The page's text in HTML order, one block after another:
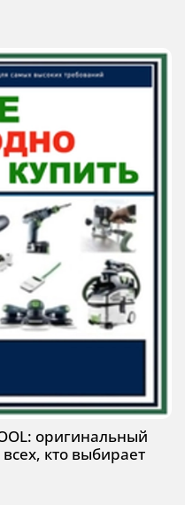
оригинальный
кто выбирает